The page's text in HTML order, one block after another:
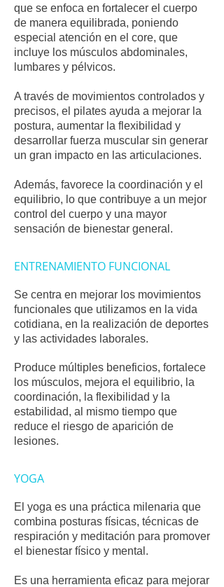
que se enfoca en fortalecer el cuerpo
de manera equilibrada, poniendo
especial atención en el core, que
incluye los músculos abdominales,
lumbares y pélvicos.
A través de movimientos controlados y
precisos, el pilates ayuda a mejorar la
postura, aumentar la flexibilidad y
desarrollar fuerza muscular sin generar
un gran impacto en las articulaciones.
Además, favorece la coordinación y el
equilibrio, lo que contribuye a un mejor
control del cuerpo y una mayor
sensación de bienestar general.
ENTRENAMIENTO FUNCIONAL
Se centra en mejorar los movimientos
funcionales que utilizamos en la vida
cotidiana, en la realización de deportes
y las actividades laborales.
Produce múltiples beneficios, fortalece
los músculos, mejora el equilibrio, la
coordinación, la flexibilidad y la
estabilidad, al mismo tiempo que
reduce el riesgo de aparición de
lesiones.
YOGA
El yoga es una práctica milenaria que
combina posturas físicas, técnicas de
respiración y meditación para promover
el bienestar físico y mental.
Es una herramienta eficaz para mejorar